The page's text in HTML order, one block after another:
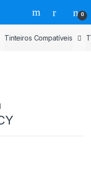
0
Tinteiros Compatíveis